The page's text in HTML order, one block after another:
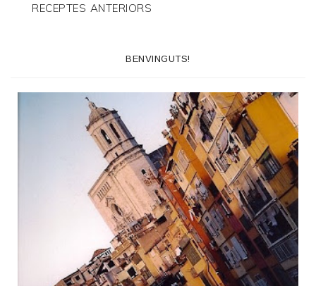
RECEPTES ANTERIORS
BENVINGUTS!